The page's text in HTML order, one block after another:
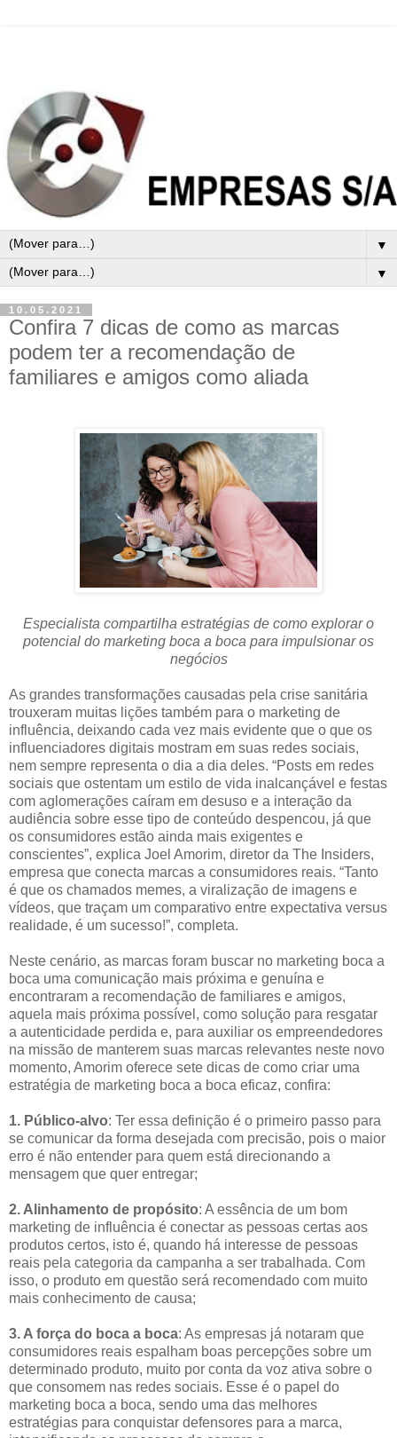
▼
▼
10.05.2021
Confira 7 dicas de como as marcas
podem ter a recomendação de
familiares e amigos como aliada
Especialista compartilha estratégias de como explorar o
potencial do marketing boca a boca para impulsionar os
negócios
As grandes transformações causadas pela crise sanitária
trouxeram muitas lições também para o marketing de
influência, deixando cada vez mais evidente que o que os
influenciadores digitais mostram em suas redes sociais,
nem sempre representa o dia a dia deles. “Posts em redes
sociais que ostentam um estilo de vida inalcançável e festas
com aglomerações caíram em desuso e a interação da
audiência sobre esse tipo de conteúdo despencou, já que
os consumidores estão ainda mais exigentes e
conscientes”, explica Joel Amorim, diretor da The Insiders,
empresa que conecta marcas a consumidores reais. “Tanto
é que os chamados memes, a viralização de imagens e
vídeos, que traçam um comparativo entre expectativa versus
realidade, é um sucesso!”, completa.
Neste cenário, as marcas foram buscar no marketing boca a
boca uma comunicação mais próxima e genuína e
encontraram a recomendação de familiares e amigos,
aquela mais próxima possível, como solução para resgatar
a autenticidade perdida e, para auxiliar os empreendedores
na missão de manterem suas marcas relevantes neste novo
momento, Amorim oferece sete dicas de como criar uma
estratégia de marketing boca a boca eficaz, confira:
1. Público-alvo: Ter essa definição é o primeiro passo para
se comunicar da forma desejada com precisão, pois o maior
erro é não entender para quem está direcionando a
mensagem que quer entregar;
2. Alinhamento de propósito: A essência de um bom
marketing de influência é conectar as pessoas certas aos
produtos certos, isto é, quando há interesse de pessoas
reais pela categoria da campanha a ser trabalhada. Com
isso, o produto em questão será recomendado com muito
mais conhecimento de causa;
3. A força do boca a boca: As empresas já notaram que
consumidores reais espalham boas percepções sobre um
determinado produto, muito por conta da voz ativa sobre o
que consomem nas redes sociais. Esse é o papel do
marketing boca a boca, sendo uma das melhores
estratégias para conquistar defensores para a marca,